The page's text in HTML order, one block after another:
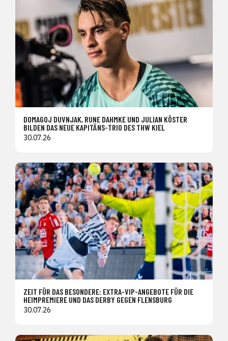
DOMAGOJ DUVNJAK, RUNE DAHMKE UND JULIAN KÖSTER
BILDEN DAS NEUE KAPITÄNS-TRIO DES THW KIEL
30.07.26
ZEIT FÜR DAS BESONDERE: EXTRA-VIP-ANGEBOTE FÜR DIE
HEIMPREMIERE UND DAS DERBY GEGEN FLENSBURG
30.07.26